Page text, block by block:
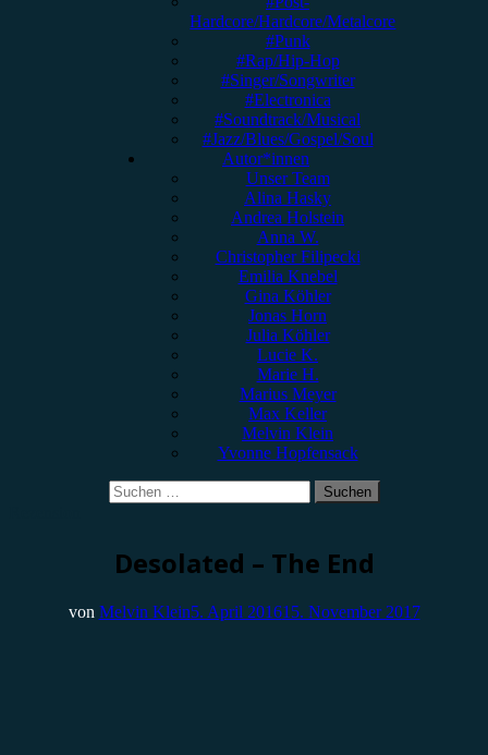
Hardcore/Hardcore/Metalcore
#Punk
#Rap/Hip-Hop
#Singer/Songwriter
#Electronica
#Soundtrack/Musical
#Jazz/Blues/Gospel/Soul
Autor*innen
Unser Team
Alina Hasky
Andrea Holstein
Anna W.
Christopher Filipecki
Emilia Knebel
Gina Köhler
Jonas Horn
Julia Köhler
Lucie K.
Marie H.
Marius Meyer
Max Keller
Melvin Klein
Yvonne Hopfensack
Suchen
nach:
Desolated – The End
von Melvin Klein5. April 201615. November 2017